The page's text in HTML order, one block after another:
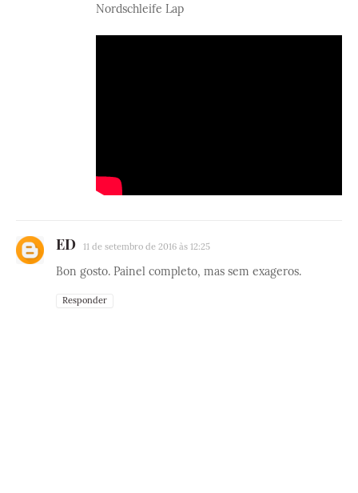
Nordschleife Lap
ED 11 de setembro de 2016 às 12:25
Bon gosto. Painel completo, mas sem exageros.
Responder